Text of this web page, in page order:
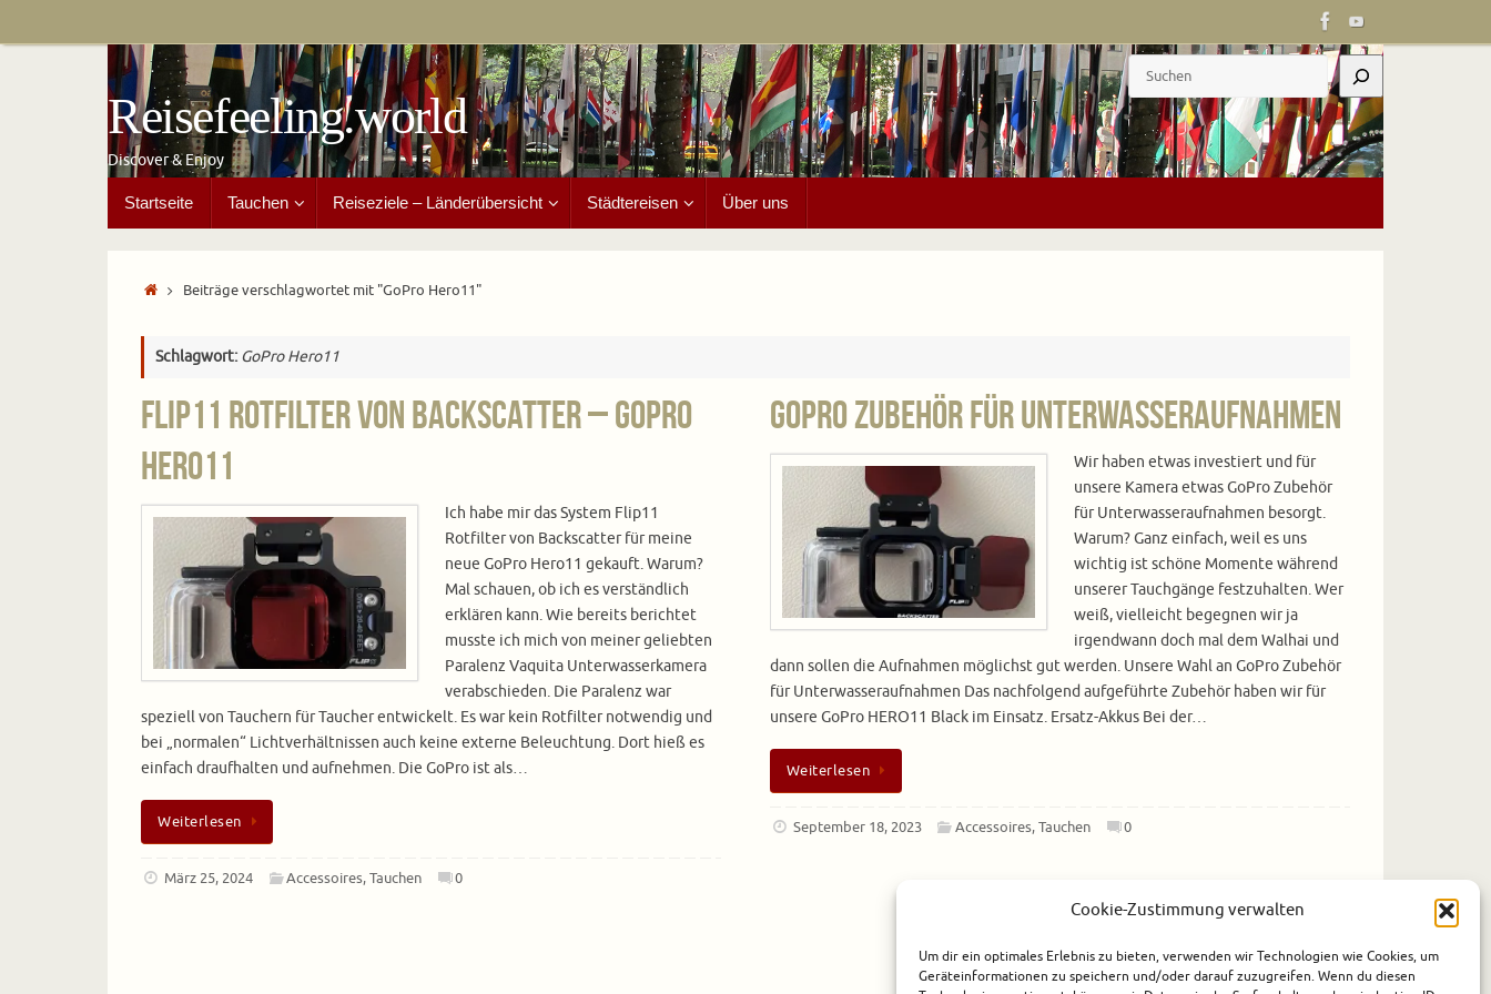
Cookie-Zustimmung verwalten
Um dir ein optimales Erlebnis zu bieten, verwenden wir Technologien wie Cookies, um
Geräteinformationen zu speichern und/oder darauf zuzugreifen. Wenn du diesen
Reisefeeling.world
Discover & Enjoy
Suchen
Inhalt
springen
Startseite Tauchen Reiseziele – Länderübersicht Städtereisen Über uns
StartBeiträge verschlagwortet mit "GoPro Hero11"
Schlagwort: GoPro Hero11
Flip11 Rotfilter von Backscatter – GoPro
Hero11
Ich habe mir das System Flip11
Rotfilter von Backscatter für meine
neue GoPro Hero11 gekauft. Warum?
Mal schauen, ob ich es verständlich
erklären kann. Wie bereits berichtet
musste ich mich von meiner geliebten
Paralenz Vaquita Unterwasserkamera
verabschieden. Die Paralenz war
speziell von Tauchern für Taucher entwickelt. Es war kein Rotfilter notwendig und
bei „normalen“ Lichtverhältnissen auch keine externe Beleuchtung. Dort hieß es
einfach draufhalten und aufnehmen. Die GoPro ist als…
Weiterlesen
März 25, 2024 Accessoires,Tauchen 0
GoPro Zubehör für Unterwasseraufnahmen
Wir haben etwas investiert und für
unsere Kamera etwas GoPro Zubehör
für Unterwasseraufnahmen besorgt.
Warum? Ganz einfach, weil es uns
wichtig ist schöne Momente während
unserer Tauchgänge festzuhalten. Wer
weiß, vielleicht begegnen wir ja
irgendwann doch mal dem Walhai und
dann sollen die Aufnahmen möglichst gut werden. Unsere Wahl an GoPro Zubehör
für Unterwasseraufnahmen Das nachfolgend aufgeführte Zubehör haben wir für
unsere GoPro HERO11 Black im Einsatz. Ersatz-Akkus Bei der…
Weiterlesen
September 18, 2023 Accessoires,Tauchen 0